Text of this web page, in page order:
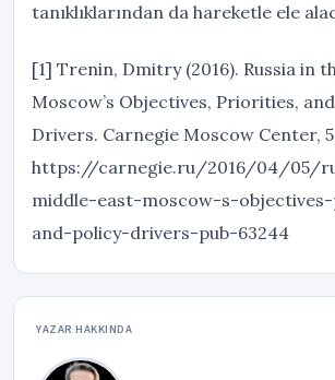
tanıklıklarından da hareketle ele
[1] Trenin, Dmitry (2016). Russia in
Moscow’s Objectives, Priorities,
Drivers. Carnegie Moscow Center, 5
https://carnegie.ru/2016/04/05/
middle-east-moscow-s-
and-policy-drivers-pub-63244
YAZAR HAKKINDA